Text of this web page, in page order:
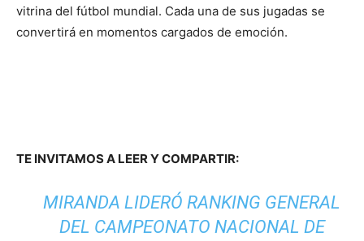
vitrina del fútbol mundial. Cada una de sus jugadas se
convertirá en momentos cargados de emoción.
TE INVITAMOS A LEER Y COMPARTIR:
MIRANDA LIDERÓ RANKING GENERAL
DEL CAMPEONATO NACIONAL DE